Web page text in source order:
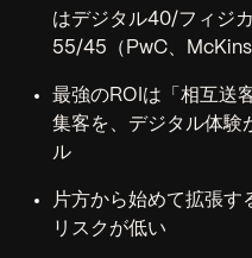
はデジタル40/フィジ
55/45（PwC、
最強のROIは「相互送
集客を、デジタル体験
ル
片方から始めて拡張す
リスクが低い